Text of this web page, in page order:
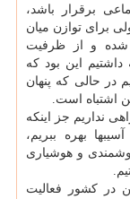
برقرار باشد،
برای توازن میان
شده و از ظرفیت
این بود كه
در حالی كه پنهان
نداریم جز اینكه
از مشاركت مردنی و اجتماعی برای كاهش آسیب‎ها بهره ببریم،
و هوشیاری
به اینكه هم اكنون 2365 سمن در كشور فعالیت